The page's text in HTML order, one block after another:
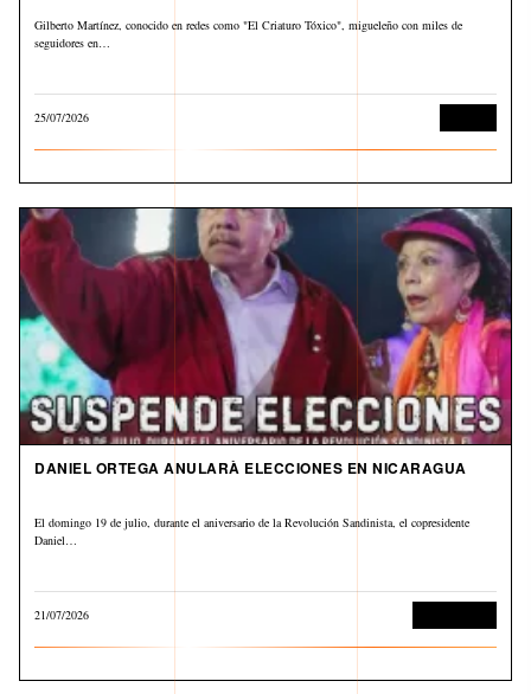
Gilberto Martínez, conocido en redes como "El Criaturo Tóxico", migueleño con miles de
seguidores en…
25/07/2026
DANIEL ORTEGA ANULARÀ ELECCIONES EN NICARAGUA
El domingo 19 de julio, durante el aniversario de la Revolución Sandinista, el copresidente
Daniel…
21/07/2026